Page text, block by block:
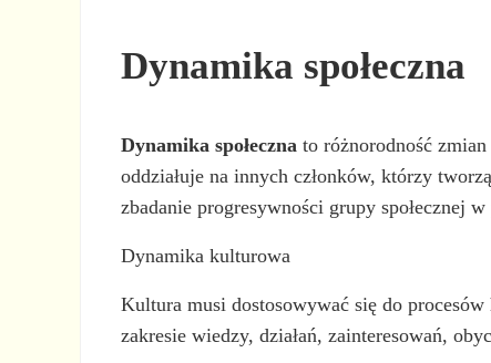
Dynamika społeczna
Dynamika społeczna to różnorodność
oddziałuje na innych członków, którzy
zbadanie progresywności grupy społecznej
Dynamika kulturowa
Kultura musi dostosowywać się do
zakresie wiedzy, działań, zainteresowań,